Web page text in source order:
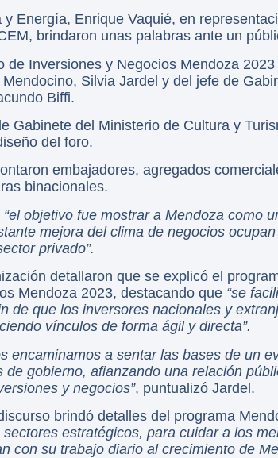
Energía, Enrique Vaquié, en
brindaron unas palabras ante un
de Inversiones y Negocios Mendoza
Silvia Jardel y del jefe de
Biffi.
Gabinete del Ministerio de Cultura y
del foro.
embajadores, agregados
binacionales.
“el objetivo fue mostrar a Mendoza como
mejora del clima de negocios
privado”.
detallaron que se explicó el
Mendoza 2023, destacando que “se
de que los inversores nacionales y
vínculos de forma ágil y directa”.
encaminamos a sentar las bases de un
de gobierno, afianzando una relación
y negocios”, puntualizó Jardel.
brindó detalles del programa
estratégicos, para cuidar a los
con su trabajo diario al crecimiento de